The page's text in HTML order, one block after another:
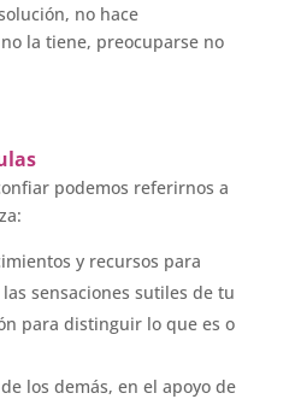
no hace
la tiene, preocuparse no
podemos referirnos a
y recursos para
sensaciones sutiles de tu
para distinguir lo que es o
los demás, en el apoyo de